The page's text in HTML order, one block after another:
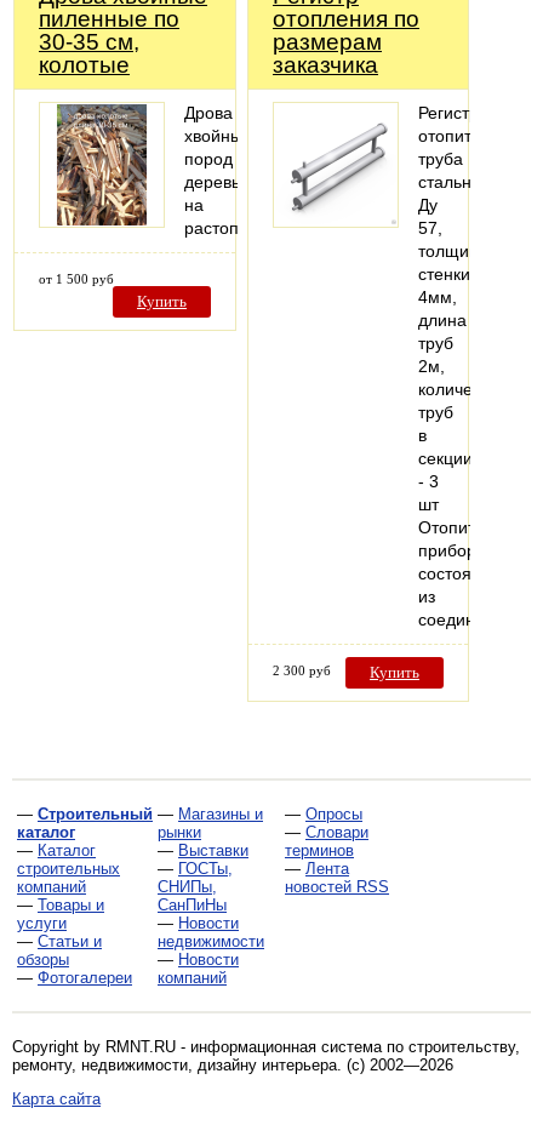
пиленные по
30-35 см,
колотые
Дрова
хвойных
пород
деревьев
на
растопку
от 1 500 руб
Купить
отопления по
размерам
заказчика
Регистры
отопительные,
труба
стальная
Ду
57,
толщина
стенки
4мм,
длина
труб
2м,
количество
труб
в
секции
- 3
шт
Отопительный
прибор,
состоящий
из
соединенных…
2 300 руб Купить
— Строительный
каталог
— Каталог
строительных
компаний
— Товары и
услуги
— Статьи и
обзоры
— Фотогалереи
— Магазины и
рынки
— Выставки
— ГОСТы,
СНИПы,
СанПиНы
— Новости
недвижимости
— Новости
компаний
— Опросы
— Словари
терминов
— Лента
новостей RSS
Copyright by RMNT.RU - информационная система по строительству,
ремонту, недвижимости, дизайну интерьера . (c) 2002—2026
Карта сайта